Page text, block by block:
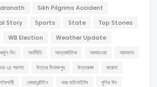
Sikh Pilgrims Accident
Story Sports State
Top Stories
WB Election
Weather Update
সিং অর্থনীতি আন্তর্জাতিক আবহাওয়া
আমফান
২৪ পরগনা উত্তর দিনাজপুর উত্তরবঙ্গ
করোনা
কোয়ারেন্টাইন খবর হাইলাইটস
খুশির ঈদ